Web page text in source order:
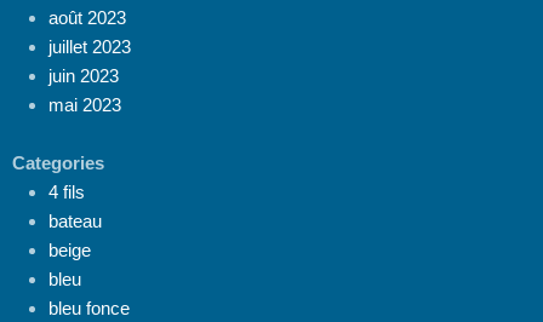
août 2023
juillet 2023
juin 2023
mai 2023
Categories
4 fils
bateau
beige
bleu
bleu fonce